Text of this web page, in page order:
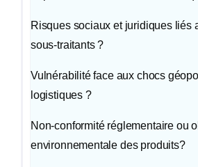
Risques sociaux et juridiques liés
sous-traitants ?
Vulnérabilité face aux chocs
logistiques ?
Non-conformité réglementaire ou
environnementale des produits?